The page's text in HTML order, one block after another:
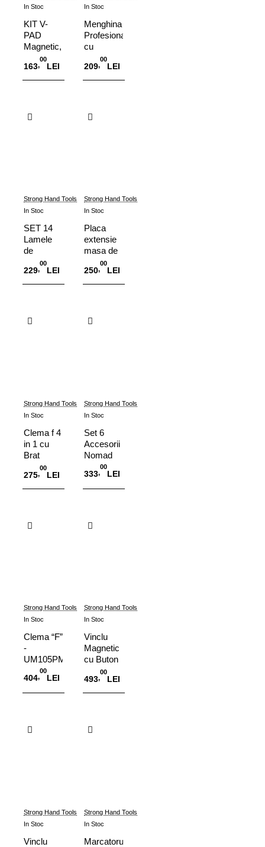
In Stoc
KIT V-
PAD
Magnetic,
4 Buc
163,
00
LEI
In Stoc
Menghina
Profesionala
cu
Magneti
si Ax
Ajustabil,
209,
00
LEI
Strong Hand Tools
In Stoc
SET 14
Lamele
de
Rezerva
Masa
Taiere cu
Cart
229,
00
LEI
Strong Hand Tools
In Stoc
Placa
extensie
masa de
sudura
Nomad™
250,
00
LEI
Strong Hand Tools
In Stoc
Clema f 4
in 1 cu
Brat
Reversibil
/Detasabil,
216 mm
275,
00
LEI
Strong Hand Tools
In Stoc
Set 6
Accesorii
Nomad
333,
00
LEI
Strong Hand Tools
In Stoc
Clema “F”
-
UM105PM
404,
00
LEI
Strong Hand Tools
In Stoc
Vinclu
Magnetic
cu Buton
Adjust-
O™, 75
kg,
493,
00
LEI
Strong Hand Tools
In Stoc
Vinclu
Strong Hand Tools
In Stoc
Marcatorul